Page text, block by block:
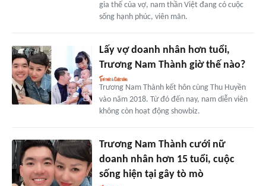
gia thế của vợ, nam thần Việt đang có cuộc
sống hạnh phúc, viên mãn.
Lấy vợ doanh nhân hơn tuổi,
Trương Nam Thành giờ thế nào?
Trương Nam Thành kết hôn cùng Thu Huyền
vào năm 2018. Từ đó đến nay, nam diễn viên
không còn hoạt động showbiz.
Trương Nam Thành cưới nữ
doanh nhân hơn 15 tuổi, cuộc
sống hiện tại gây tò mò